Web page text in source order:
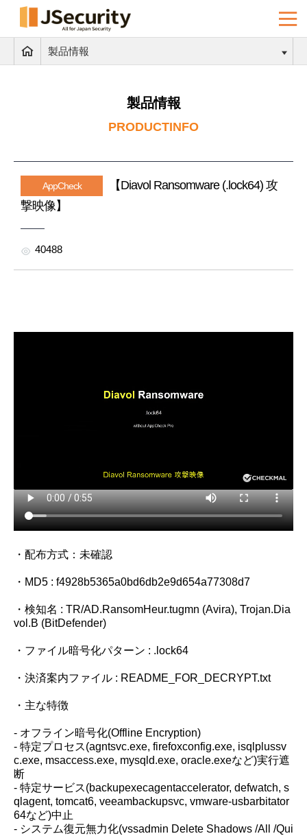
製品情報
製品情報
PRODUCTINFO
AppCheck
【Diavol Ransomware (.lock64) 攻
撃映像】
40488
・配布方式：未確認
・MD5 : f4928b5365a0bd6db2e9d654a77308d7
・検知名 : TR/AD.RansomHeur.tugmn (Avira), Trojan.Dia
vol.B (BitDefender)
・ファイル暗号化パターン : .lock64
・決済案内ファイル : README_FOR_DECRYPT.txt
・主な特徴
- オフライン暗号化(Offline Encryption)
- 特定プロセス(agntsvc.exe, firefoxconfig.exe, isqlplussv
c.exe, msaccess.exe, mysqld.exe, oracle.exeなど)実行遮
断
- 特定サービス(backupexecagentaccelerator, defwatch, s
qlagent, tomcat6, veeambackupsvc, vmware-usbarbitator
64など)中止
- システム復元無力化(vssadmin Delete Shadows /All /Qui